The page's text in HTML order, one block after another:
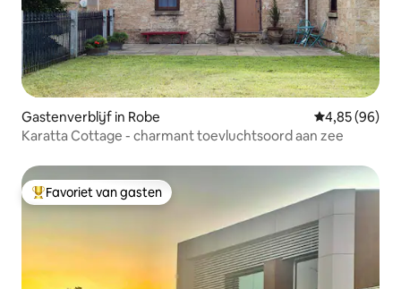
Gastenverblijf in Robe Gemiddelde
4,85 (96)
Karatta Cottage - charmant toevluchtsoord aan zee
Topfavoriet van gasten
Favoriet van gasten